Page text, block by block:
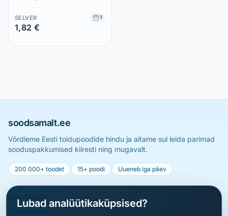
SELVER 1
1,82 €
soodsamalt.ee
Võrdleme Eesti toidupoodide hindu ja aitame sul leida parimad
sooduspakkumised kiiresti ning mugavalt.
200 000+ toodet 15+ poodi Uueneb iga päev
Lubad analüütikaküpsised?